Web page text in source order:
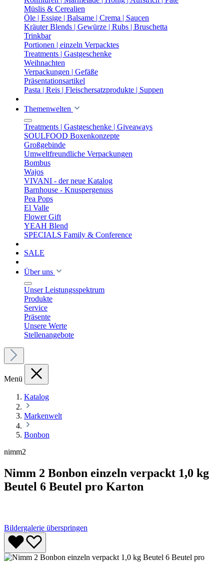
Müslis & Cerealien
Öle | Essige | Balsame | Crema | Saucen
Kräuter Blends | Gewürze | Rubs | Bruschetta
Trinkbar
Portionen | einzeln Verpacktes
Treatments | Gastgeschenke
Weihnachten
Verpackungen | Gefäße
Präsentationsartikel
Pasta | Reis | Fleischersatzprodukte | Suppen
Themenwelten
Treatments | Gastgeschenke | Giveaways
SOULFOOD Boxenkonzepte
Großgebinde
Umweltfreundliche Verpackungen
Bombus
Wajos
VIVANI - der neue Katalog
Barnhouse - Knuspergenuss
Pea Pops
El Valle
Flower Gift
YEAH Blend
SPECIALS Family & Conference
SALE
Über uns
Unser Leistungsspektrum
Produkte
Service
Präsente
Unsere Werte
Stellenangebote
Menü
Katalog
Markenwelt
Bonbon
nimm2
Nimm 2 Bonbon einzeln verpackt 1,0 kg
Beutel 6 Beutel pro Karton
Bildergalerie überspringen